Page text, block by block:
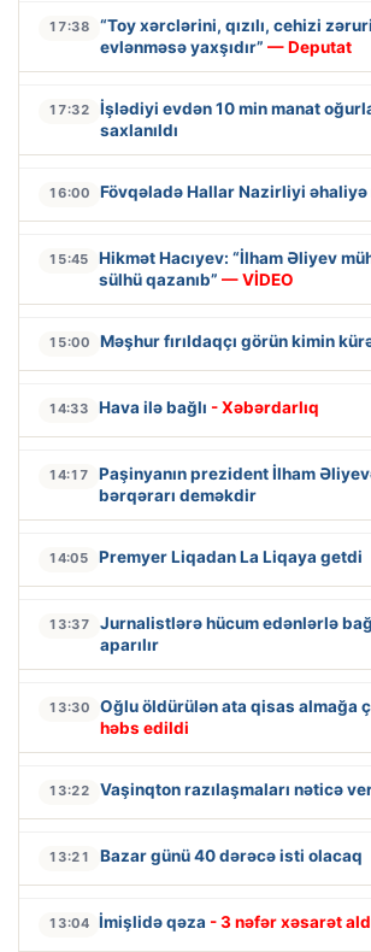
17:38
“Toy xərclərini, qızılı, cehizi
evlənməsə yaxşıdır” — Deputat
17:32
İşlədiyi evdən 10 min manat
saxlanıldı
16:00 Fövqəladə Hallar Nazirliyi
15:45
Hikmət Hacıyev: “İlham Əliyev
sülhü qazanıb” — VİDEO
15:00 Məşhur fırıldaqçı görün kimin
14:33 Hava ilə bağlı - Xəbərdarlıq
14:17
Paşinyanın prezident İlham
bərqərarı deməkdir
14:05 Premyer Liqadan La Liqaya getdi
13:37
Jurnalistlərə hücum edənlərlə
aparılır
13:30 Oğlu öldürülən ata qisas almağa
həbs edildi
13:22 Vaşinqton razılaşmaları nəticə
13:21 Bazar günü 40 dərəcə isti olacaq
13:04 İmişlidə qəza - 3 nəfər xəsarət